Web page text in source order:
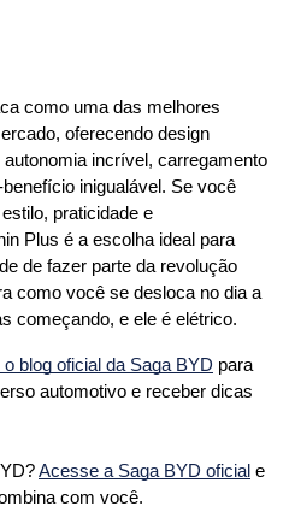
como uma das melhores
oferecendo design
incrível, carregamento
inigualável. Se você
praticidade e
Plus é a escolha ideal para
de fazer parte da revolução
como você se desloca no dia a
começando, e ele é elétrico.
blog oficial da Saga BYD para
automotivo e receber dicas
Acesse a Saga BYD oficial e
com você.